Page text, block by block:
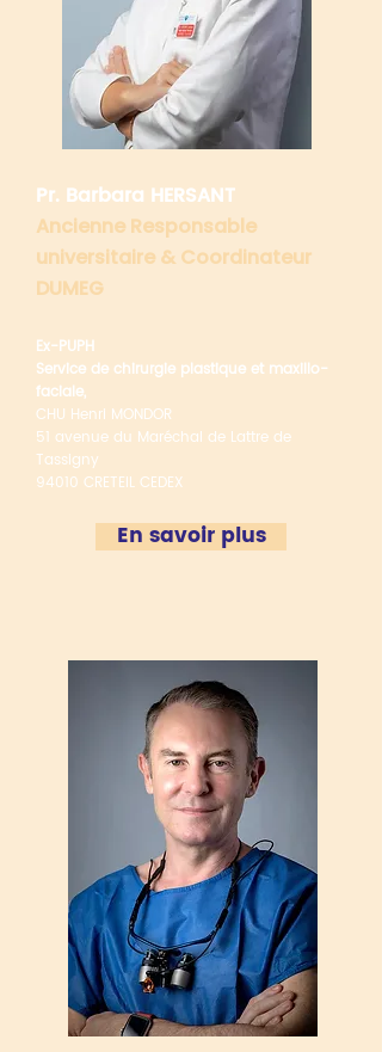
Pr. Barbara HERSANT
Ancienne Responsable
universitaire & Coordinateur
DUMEG
Ex-PUPH
Service de chirurgie plastique et maxillo-
faciale,
CHU Henri MONDOR
51 avenue du Maréchal de Lattre de
Tassigny
94010 CRETEIL CEDEX
En savoir plus